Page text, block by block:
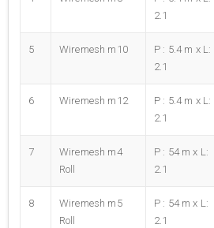
2.1
5 Wiremesh m10
P : 5.4 m x L:
2.1
6 Wiremesh m12
P : 5.4 m x L:
2.1
7
Wiremesh m4
Roll
P : 54 m x L:
2.1
8
Wiremesh m5
Roll
P : 54 m x L:
2.1